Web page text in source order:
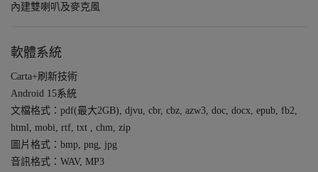
內建雙喇叭及麥克風
軟體系統
Carta+刷新技術
Android 15系統
文檔格式：pdf(最大2GB), djvu, cbr, cbz, azw3, doc, docx, epub, fb2,
html, mobi, rtf, txt , chm, zip
圖片格式：bmp, png, jpg
音訊格式：WAV, MP3